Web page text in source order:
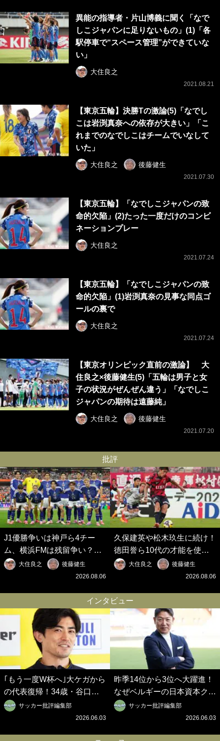
異能の指導者・片山博義に聞く「なで
しこジャパンに足りないもの」(1)「各
駅停車で“スペース管理”ができていな
い」
大住良之
2021.08.21
【東京五輪】決勝Tの激論(5)「なでし
こは岩渕真奈への依存が大きい」「こ
れまでのなでしこはチームでいなして
いた」
大住良之 後藤健生
2021.07.30
【東京五輪】「なでしこジャパンの致
命的欠陥」(2)たった一度だけのコンビ
ネーションプレー
大住良之
2021.07.24
【東京五輪】「なでしこジャパンの致
命的欠陥」(1)岩渕真奈の見事な同点ゴ
ールの裏で
大住良之
2021.07.24
【東京オリンピック直前の激論】 大
住良之×後藤健生(5)「五輪は男子と女
子の状況がぜんぜん違う」「なでしこ
ジャパンの期待は遠藤純」
大住良之 後藤健生
2021.07.20
批評
J1優勝争いは神戸ら4チー
ム、横浜FMは残留争い？大
混戦のJ2はRB大宮に注目！
歴代最強の日本代表をJリー
の秋春制｣の大激論】(6)
大住良之
後藤健生
2026.08.06
久保建英や松木玖生に続け！
徳田誉ら10代の才能を使い
切れないJクラブの課題と、
｢0円欧州移籍｣撲滅への処方
春制｣の大激論】(5)
大住良之
後藤健生
2026.08.06
インタビュー
｢もう一度W杯へ｣大ケガから
の代表復帰！34歳・谷口彰
悟の奇跡を支えた日本資本の
ベルギークラブ、次なる野望
サッカー批評編集部
2026.06.03
昨季14位から3位へ大躍進！
なぜベルギーの日本資本クラ
ブは創設102年目に歴史的快
挙を成し遂げられたのか？
サッカー批評編集部
2026.06.03